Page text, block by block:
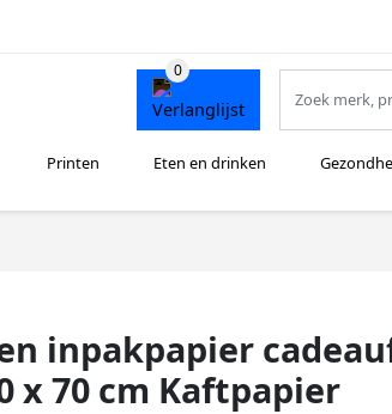
Printen Eten en drinken
inpakpapier
x 70 cm Kaftpapier